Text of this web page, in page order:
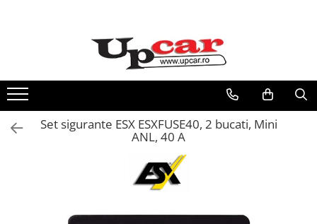
Aplice si Pendule
Electrocasnice Mici
Audio & Video
Set sigurante ESX ESXFUSE40, 2 bucati, Mini
ANL, 40 A